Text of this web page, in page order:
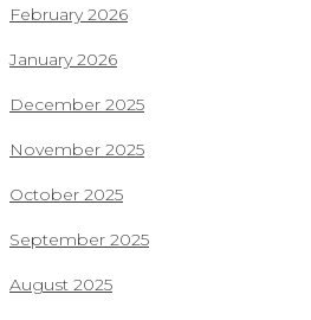
February 2026
January 2026
December 2025
November 2025
October 2025
September 2025
August 2025